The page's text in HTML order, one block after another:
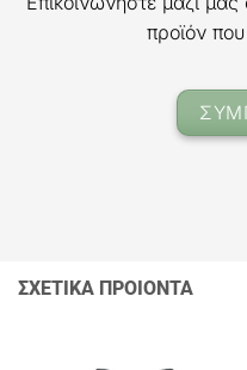
προϊόν
ΣΧΕΤΙΚΑ ΠΡΟΙΟΝΤΑ